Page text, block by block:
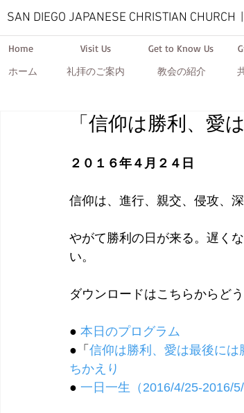
SAN DIEGO JAPANESE CHRISTIAN CHURCH
Home
ホーム
Visit Us
礼拝のご案内
Get to Know Us
教会の紹介
「信仰は勝利、愛
２０１６年４月２４日
信仰は、進行、親交、侵攻、
やがて勝利の日が来る。遅く
い。
ダウンロードはこちらからど
● 本日のプログラム
●「 信仰は勝利、愛は最後には
ちかえり
● 一日一生（2016/4/25-2016/